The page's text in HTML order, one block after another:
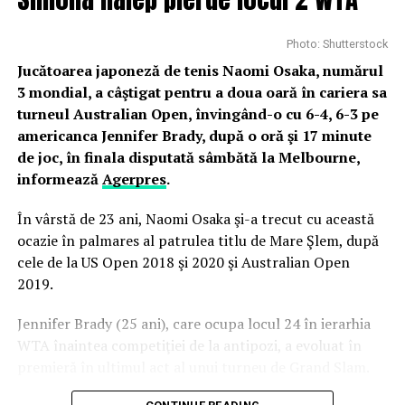
cel mai scump jucător din istorie. Despărțirea s-a lăsat și
cu procese, dar Neymar a fost o țintă recentă pentru FC
Barcelona în ultimele perioade de mercato.
FC Barcelona este favorită să câștige meciulde marți,
având cota 2.02. Rezultatul de egalitate are cota 4.05,
iar victoria francezilor are 3.35. Când vine vorba de
cotele de calificare, ambele au 1.90.
Așadar, este un duel al cărui rezultat e destul de dificil
de anticipat, dar sunt șanse mari ca meciul să fie
spectaculos. Ultimele două meciuri dintre cele două
echipe au rămas în istorie. În 2017, tot în optimi, PSG a
câștigat turul cu 4-0, dar
incredibil și a câștigat cu 6-1
. Protagonist a fost și
Neymar, cu două goluri în minutele 88 și 90+1.
s-au terminat la egalitate, iar francezii s-au impus de
Photo: Shutterstock
Jucătoarea japoneză de tenis Naomi Osaka, numărul
3 mondial, a câştigat pentru a doua oară în cariera sa
turneul Australian Open, învingând-o cu 6-4, 6-3 pe
americanca Jennifer Brady, după o oră şi 17 minute
de joc, în finala disputată sâmbătă la Melbourne,
informeazăAgerpres.
În vârstă de 23 ani, Naomi Osaka şi-a trecut cu această
ocazie în palmares al patrulea titlu de Mare Şlem, după
cele de la US Open 2018 şi 2020 şi Australian Open
2019.
Jennifer Brady (25 ani), care ocupa locul 24 în ierarhia
WTA înaintea competiţiei de la antipozi, a evoluat în